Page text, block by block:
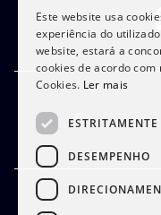
Este website usa
experiência do
website, estará a
cookies de acordo com
Cookies. Ler mais
DESEMPENHO